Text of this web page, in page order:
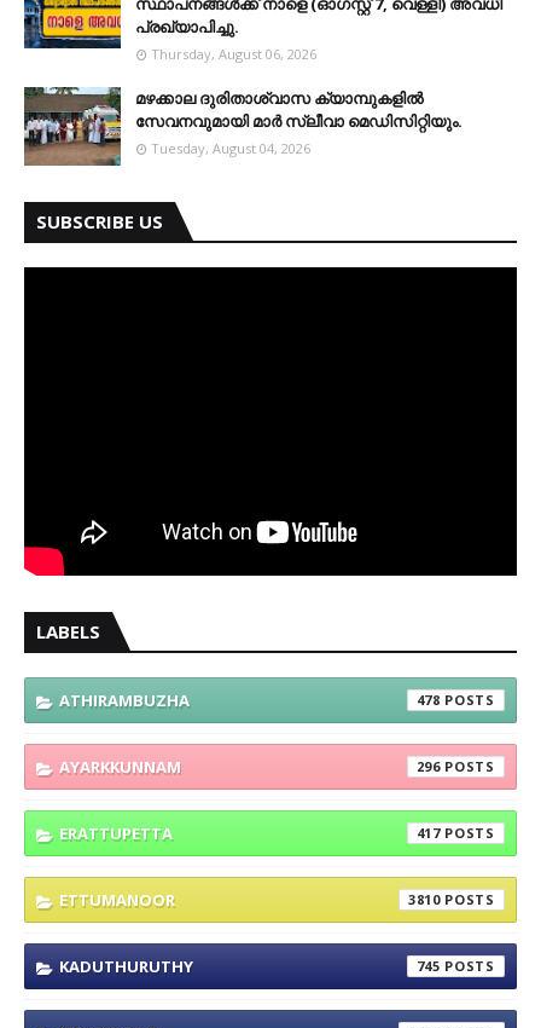
പ്രഖ്യാപിച്ചു.
Thursday, August 06, 2026
മഴക്കാല ദുരിതാശ്വാസ ക്യാമ്പുകളിൽ
സേവനവുമായി മാർ സ്ലീവാ മെഡിസിറ്റിയും.
Tuesday, August 04, 2026
SUBSCRIBE US
LABELS
ATHIRAMBUZHA 478
AYARKKUNNAM 296
ERATTUPETTA 417
ETTUMANOOR 3810
KADUTHURUTHY 745